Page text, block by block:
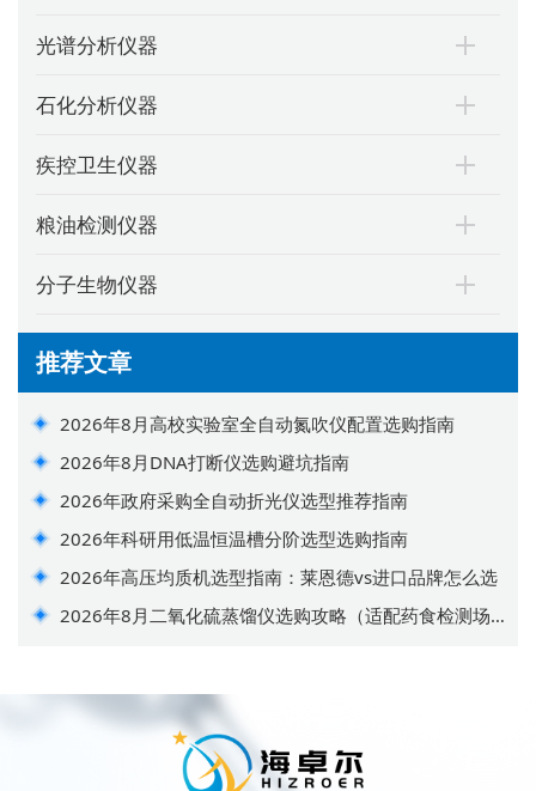
光谱分析仪器
石化分析仪器
疾控卫生仪器
粮油检测仪器
分子生物仪器
推荐文章
2026年8月高校实验室全自动氮吹仪配置选购指南
2026年8月DNA打断仪选购避坑指南
2026年政府采购全自动折光仪选型推荐指南
2026年科研用低温恒温槽分阶选型选购指南
2026年高压均质机选型指南：莱恩德vs进口品牌怎么选
2026年8月二氧化硫蒸馏仪选购攻略（适配药食检测场